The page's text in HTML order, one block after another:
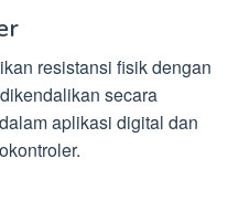
resistansi fisik dengan
secara
aplikasi digital dan